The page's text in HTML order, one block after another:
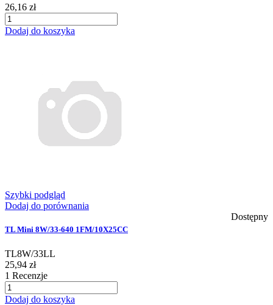
26,16 zł
Dodaj do koszyka
Szybki podgląd
Dodaj do porównania
Dostępny
TL Mini 8W/33-640 1FM/10X25CC
TL8W/33LL
25,94 zł
1 Recenzje
Dodaj do koszyka